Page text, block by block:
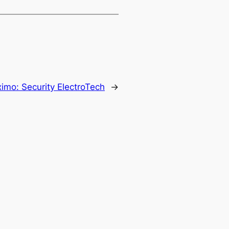
Security ElectroTech →